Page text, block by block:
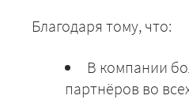
Благодаря тому, что:
В компании
партнёров во